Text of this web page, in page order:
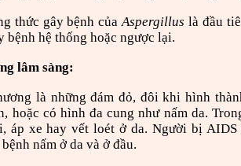
thức gây bệnh củaAspergillus là đầu
bệnh hệ thống hoặc ngược lại.
lâm sàng:
là những đám đỏ, đôi khi hình
hoặc có hình đa cung như nấm da.
áp xe hay vết loét ở da. Người bị
nấm ở da và ở đầu.